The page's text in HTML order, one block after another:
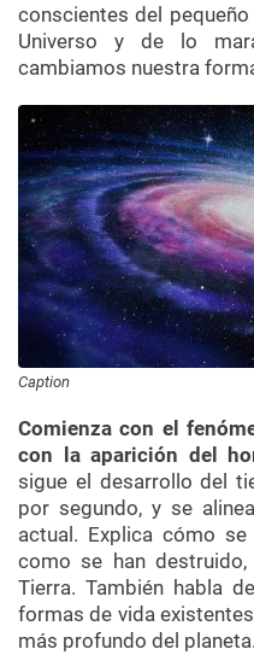
conscientes del
Universo y de lo
cambiamos nuestra
Caption
Comienza con el
con la aparición del
sigue el desarrollo del
por segundo, y se
actual. Explica cómo
como se han
Tierra. También habla
formas de vida
más profundo del planeta.